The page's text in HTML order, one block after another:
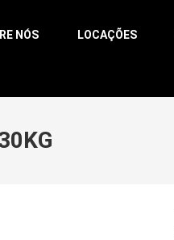
NÓS LOCAÇÕES